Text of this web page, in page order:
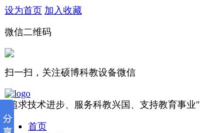
设为首页 加入收藏
微信二维码
扫一扫，关注硕博科教设备微信
"追求技术进步、服务科教兴国、支持教育事业"
首页